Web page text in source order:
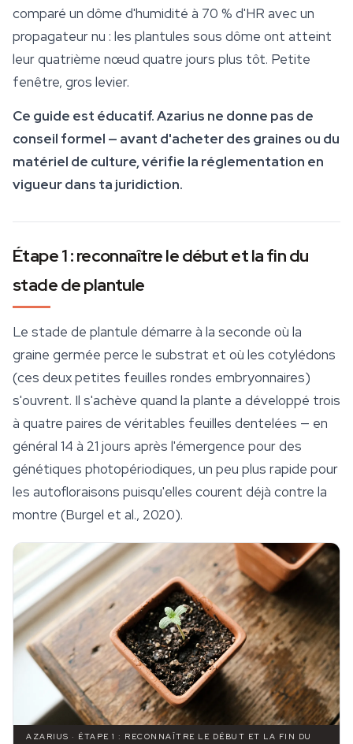
comparé un dôme d'humidité à 70 % d'HR avec un
propagateur nu : les plantules sous dôme ont atteint
leur quatrième nœud quatre jours plus tôt. Petite
fenêtre, gros levier.
Ce guide est éducatif. Azarius ne donne pas de
conseil formel — avant d'acheter des graines ou du
matériel de culture, vérifie la réglementation en
vigueur dans ta juridiction.
Étape 1 : reconnaître le début et la fin du
stade de plantule
Le stade de plantule démarre à la seconde où la
graine germée perce le substrat et où les cotylédons
(ces deux petites feuilles rondes embryonnaires)
s'ouvrent. Il s'achève quand la plante a développé trois
à quatre paires de véritables feuilles dentelées — en
général 14 à 21 jours après l'émergence pour des
génétiques photopériodiques, un peu plus rapide pour
les autofloraisons puisqu'elles courent déjà contre la
montre (Burgel et al., 2020).
AZARIUS · ÉTAPE 1 : RECONNAÎTRE LE DÉBUT ET LA FIN DU